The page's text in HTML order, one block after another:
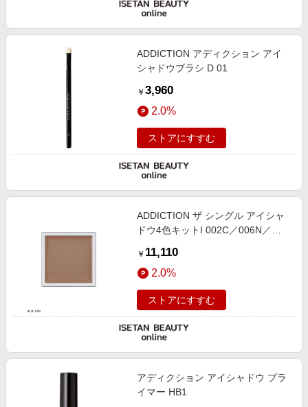
ADDICTION アディクション アイ
シャドウブラシ D 01
￥ 3,960
2.0%
ストアにすすむ
ADDICTION ザ シングル アイシャ
ドウ4色キットI 002C／006N／
￥ 11,110
2.0%
ストアにすすむ
アディクション アイシャドウ プラ
イマー HB1